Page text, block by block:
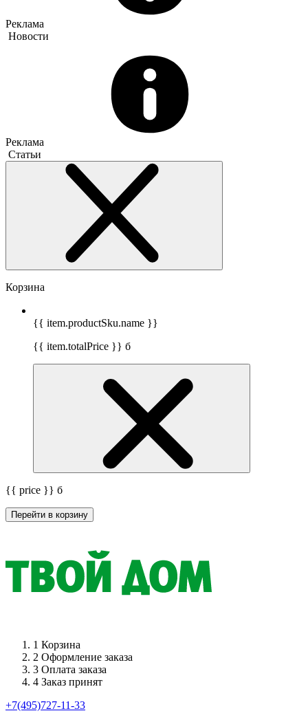
Реклама
Новости
Реклама
Статьи
Корзина
{{ item.productSku.name }}
{{ item.totalPrice }} б
{{ price }} б
Перейти в корзину
1 Корзина
2 Оформление заказа
3 Оплата заказа
4 Заказ принят
+7(495)727-11-33